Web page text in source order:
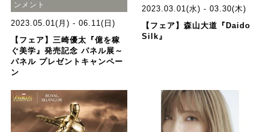
ンメント
2023.05.01(月) - 06.11(日)
【フェア】三崎優太『億を稼
ぐ美学』発売記念 パネル展～
パネル プレゼントキャンペー
ン
2023.03.01(水) - 03.30(木)
【フェア】森山大道『Daido
Silk』